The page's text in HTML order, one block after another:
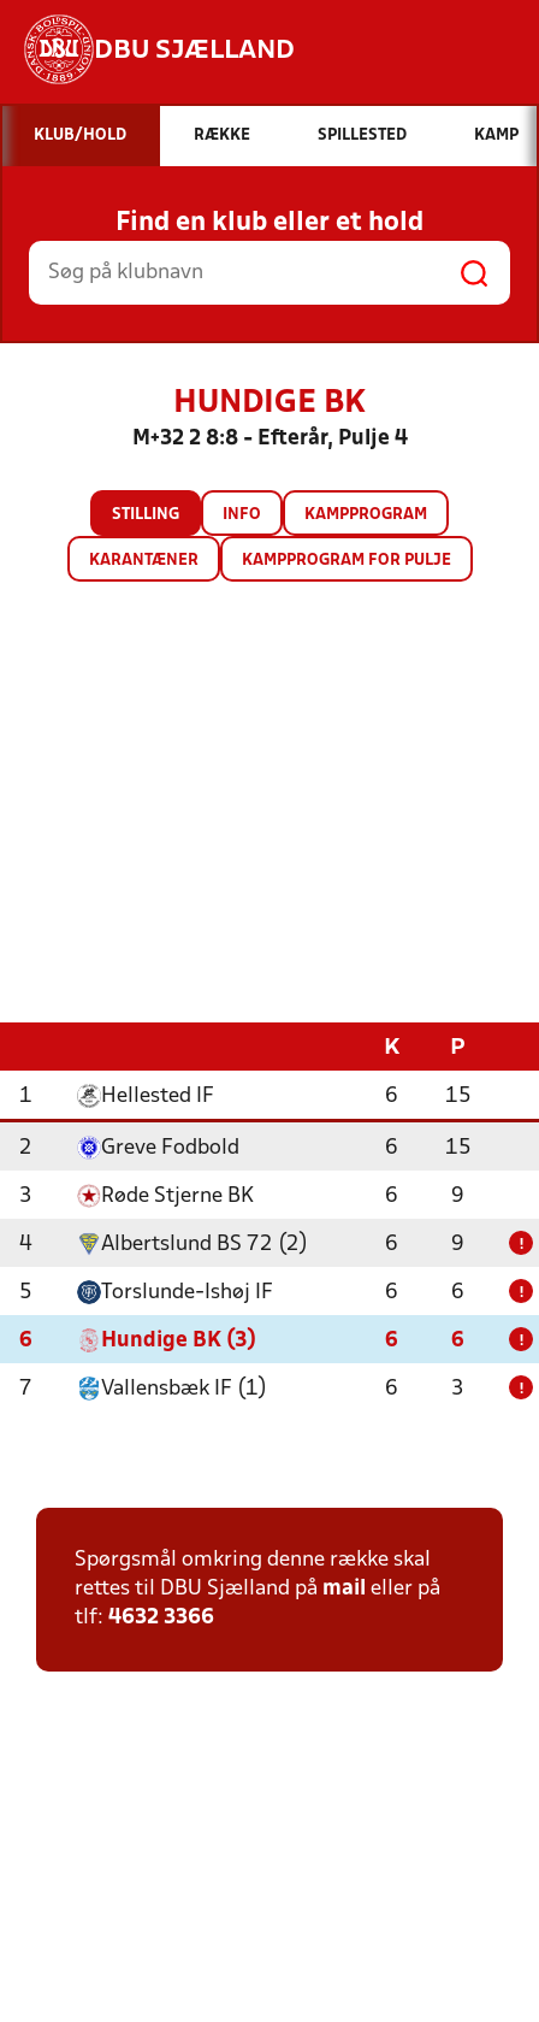
DBU SJÆLLAND
Hvad vil du søge efter?
INDHOLD OG NYHEDER
STILLINGER, RESULTATER, KLUBBER OG
HOLD
KLUB/HOLD RÆKKE SPILLESTED KAMP
Find en klub eller et hold
HUNDIGE BK
M+32 2 8:8 - Efterår, Pulje 4
STILLING INFO KAMPPROGRAM
KARANTÆNER KAMPPROGRAM FOR PULJE
K P
1 Hellested IF 6 15
2 Greve Fodbold 6 15
3 Røde Stjerne BK 6 9
4 Albertslund BS 72 (2) 6 9 !
5 Torslunde-Ishøj IF 6 6 !
6 Hundige BK (3) 6 6 !
7 Vallensbæk IF (1) 6 3 !
Spørgsmål omkring denne række skal
rettes til DBU Sjælland på mail eller på
tlf: 4632 3366